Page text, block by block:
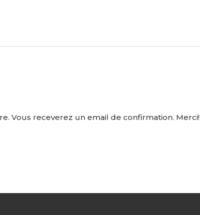
Vous receverez un email de confirmation. Merci!